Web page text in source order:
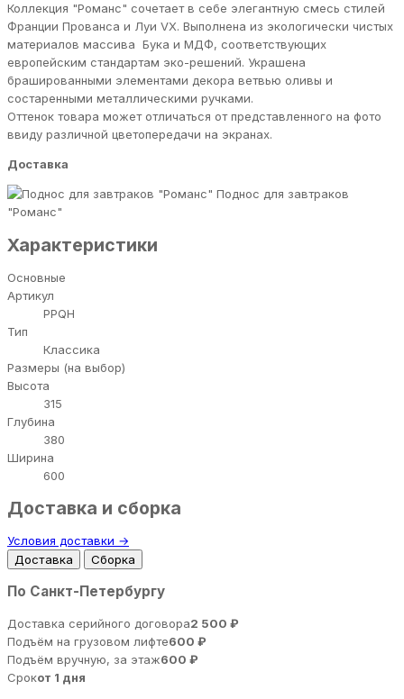
Коллекция "Романс" сочетает в себе элегантную смесь стилей
Франции Прованса и Луи VX. Выполнена из экологически чистых
материалов массива Бука и МДФ, соответствующих
европейским стандартам эко-решений. Украшена
брашированными элементами декора ветвью оливы и
состаренными металлическими ручками.
Оттенок товара может отличаться от представленного на фото
ввиду различной цветопередачи на экранах.
Доставка
Поднос для завтраков
"Романс"
Характеристики
Основные
Артикул
PPQH
Тип
Классика
Размеры (на выбор)
Высота
315
Глубина
380
Ширина
600
Доставка и сборка
Условия доставки →
Доставка
Сборка
По Санкт-Петербургу
Доставка серийного договора2 500 ₽
Подъём на грузовом лифте600 ₽
Подъём вручную, за этаж600 ₽
Срокот 1 дня